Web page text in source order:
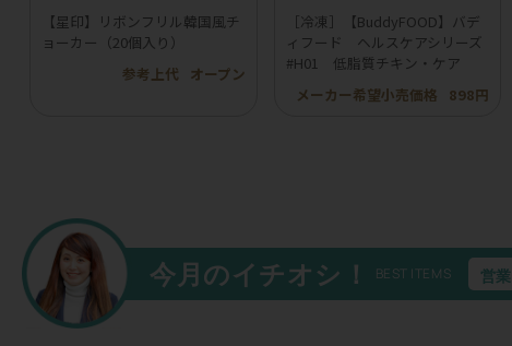
【星印】リボンフリル韓国風チ
ョーカー（20個入り）
参考上代
オープン
［冷凍］【BuddyFOOD】バデ
ィフード ヘルスケアシリーズ
#H01 低脂質チキン・ケア
メーカー希望小売価格
898円
今月のイチオシ！ BEST ITEMS 営業